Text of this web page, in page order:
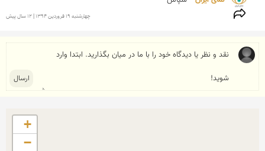
چهارشنبه 19 فروردين 1394 | 12 سال پیش
+
−